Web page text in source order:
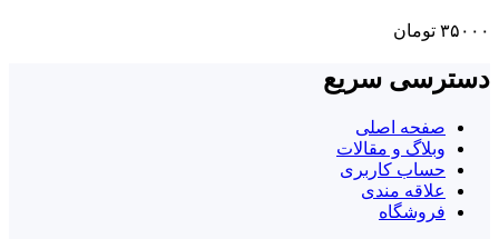
۳۵۰۰۰ تومان
دسترسی سریع
صفحه اصلی
وبلاگ و مقالات
حساب کاربری
علاقه مندی
فروشگاه